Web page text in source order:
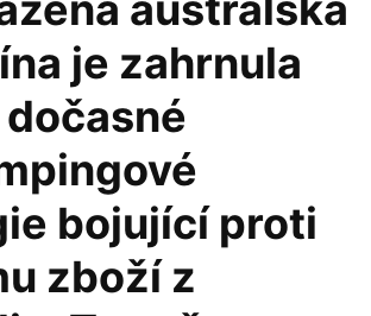
je zahrnula
bojující proti
zboží z